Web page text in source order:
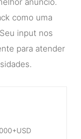
como uma
input nos
para atender